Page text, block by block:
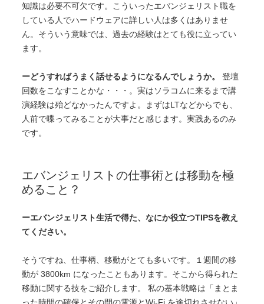
知識は必要不可欠です。こういったエバンジェリスト職を
している人でハードウェアに詳しい人は多くはありませ
ん。そういう意味では、過去の経験はとても役に立ってい
ます。
ーどうすればうまく話せるようになるんでしょうか。
登壇
回数をこなすことかな・・・。実はソラコムに来るまで講
演経験は殆どなかったんですよ。まずはLTなどからでも、
人前で喋ってみることが大事だと感じます。実践あるのみ
です。
エバンジェリストの仕事術とは移動を極
めること？
ーエバンジェリスト生活で得た、なにか役立つTIPSを教え
てください。
そうですね、仕事柄、移動がとても多いです。１週間の移
動が 3800km になったこともあります。そこから得られた
移動に関する技をご紹介します。 私の基本戦略は「まとま